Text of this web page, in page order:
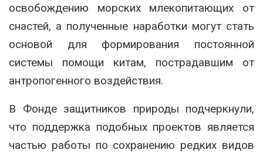
освобождению морских млекопитающих от
снастей, а полученные наработки могут стать
основой для формирования постоянной
системы помощи китам, пострадавшим от
антропогенного воздействия.
В Фонде защитников природы подчеркнули,
что поддержка подобных проектов является
частью работы по сохранению редких видов